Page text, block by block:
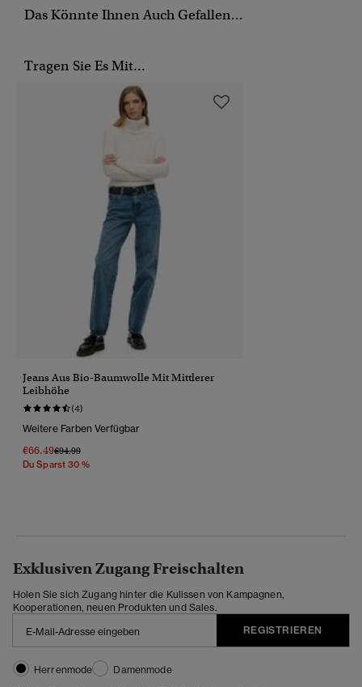
Das Könnte Ihnen Auch Gefallen...
Tragen Sie Es Mit...
Jeans Aus Bio-Baumwolle Mit Mittlerer
Leibhöhe
(4)
Weitere Farben Verfügbar
€66.49Preis Wurde Reduziert Von
€94.99Bis
Du Sparst 30 %
Exklusiven Zugang Freischalten
Holen Sie sich Zugang hinter die Kulissen von Kampagnen,
Kooperationen, neuen Produkten und Sales.
REGISTRIEREN
Herrenmode
Damenmode